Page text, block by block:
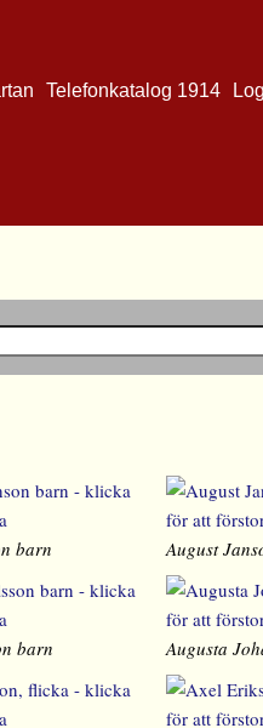
Telefonkatalog 1914
barn August
barn Augusta